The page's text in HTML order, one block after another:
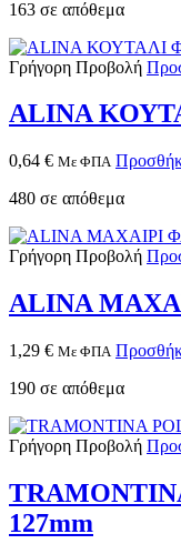
163 σε απόθεμα
Γρήγορη Προβολή
ALINA
0,64 € Με ΦΠΑ
480 σε απόθεμα
Γρήγορη Προβολή
ALINA
1,29 € Με ΦΠΑ
190 σε απόθεμα
Γρήγορη Προβολή
127mm